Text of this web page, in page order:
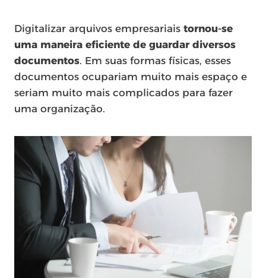
Digitalizar arquivos empresariais tornou-se
uma maneira eficiente de guardar diversos
documentos. Em suas formas físicas, esses
documentos ocupariam muito mais espaço e
seriam muito mais complicados para fazer
uma organização.